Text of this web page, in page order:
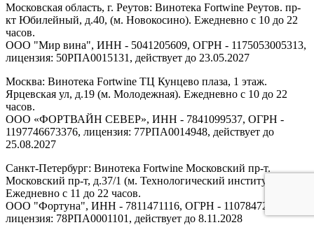
Московская область, г. Реутов: Винотека Fortwine Реутов. пр-
кт Юбилейный, д.40, (м. Новокосино). Ежедневно с 10 до 22
часов.
ООО "Мир вина", ИНН - 5041205609, ОГРН - 1175053005313,
лицензия: 50РПА0015131, действует до 23.05.2027
Москва: Винотека Fortwine ТЦ Кунцево плаза, 1 этаж.
Ярцевская ул, д.19 (м. Молодежная). Ежедневно с 10 до 22
часов.
ООО «ФОРТВАЙН СЕВЕР», ИНН - 7841099537, ОГРН -
1197746673376, лицензия: 77РПА0014948, действует до
25.08.2027
Санкт-Петербург: Винотека Fortwine Московский пр-т.
Московский пр-т, д.37/1 (м. Технологический институт).
Ежедневно с 11 до 22 часов.
ООО "Фортуна", ИНН - 7811471116, ОГРН - 1107847277438,
лицензия: 78РПА0001101, действует до 8.11.2028